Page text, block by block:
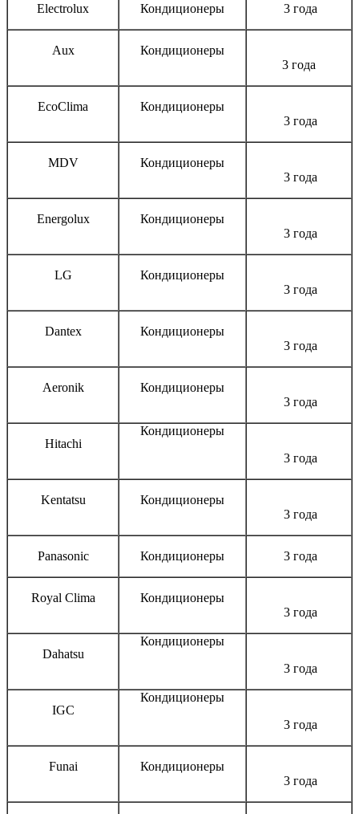
Electrolux Кондиционеры 3 года
Aux
Кондиционеры
3 года
EcoClima
Кондиционеры
3 года
MDV
Кондиционеры
3 года
Energolux
Кондиционеры
3 года
LG
Кондиционеры
3 года
Dantex
Кондиционеры
3 года
Aeronik
Кондиционеры
3 года
Hitachi
Кондиционеры
3 года
Kentatsu
Кондиционеры
3 года
Panasonic Кондиционеры 3 года
Royal Clima
Кондиционеры
3 года
Dahatsu
Кондиционеры
3 года
IGC
Кондиционеры
3 года
Funai
Кондиционеры
3 года